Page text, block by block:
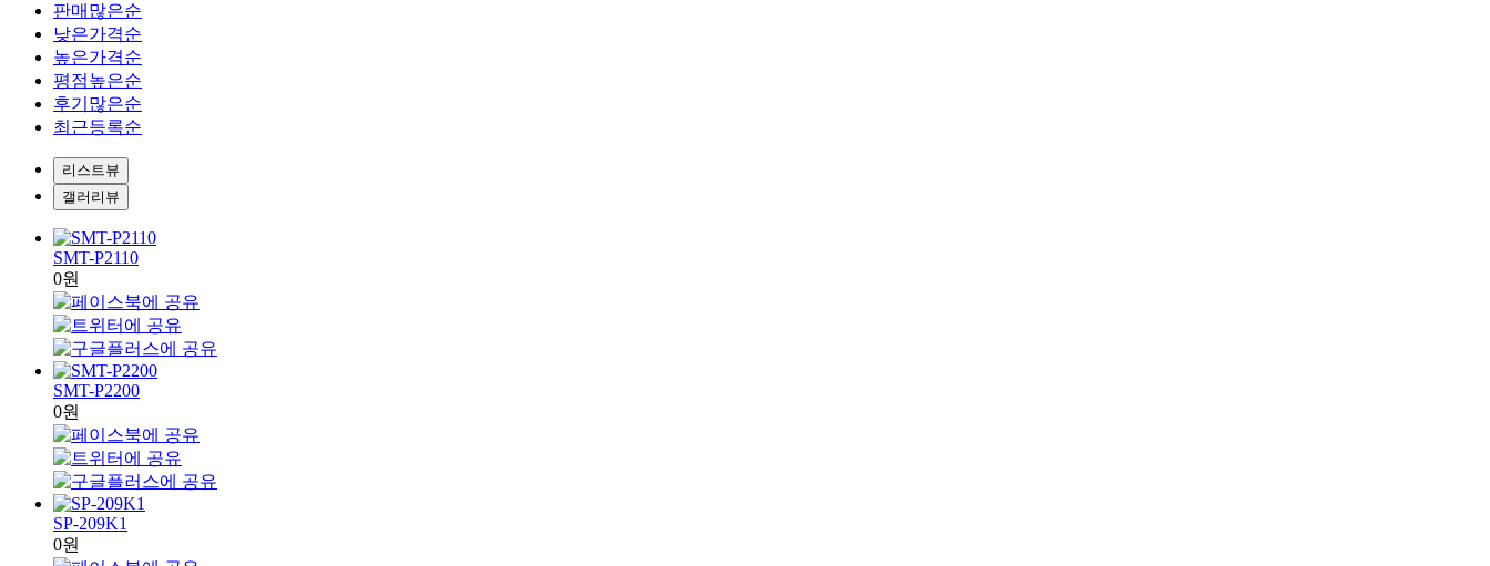
판매많은순
낮은가격순
높은가격순
평점높은순
후기많은순
최근등록순
리스트뷰
갤러리뷰
SMT-P2110
0원
SMT-P2200
0원
SP-209K1
0원